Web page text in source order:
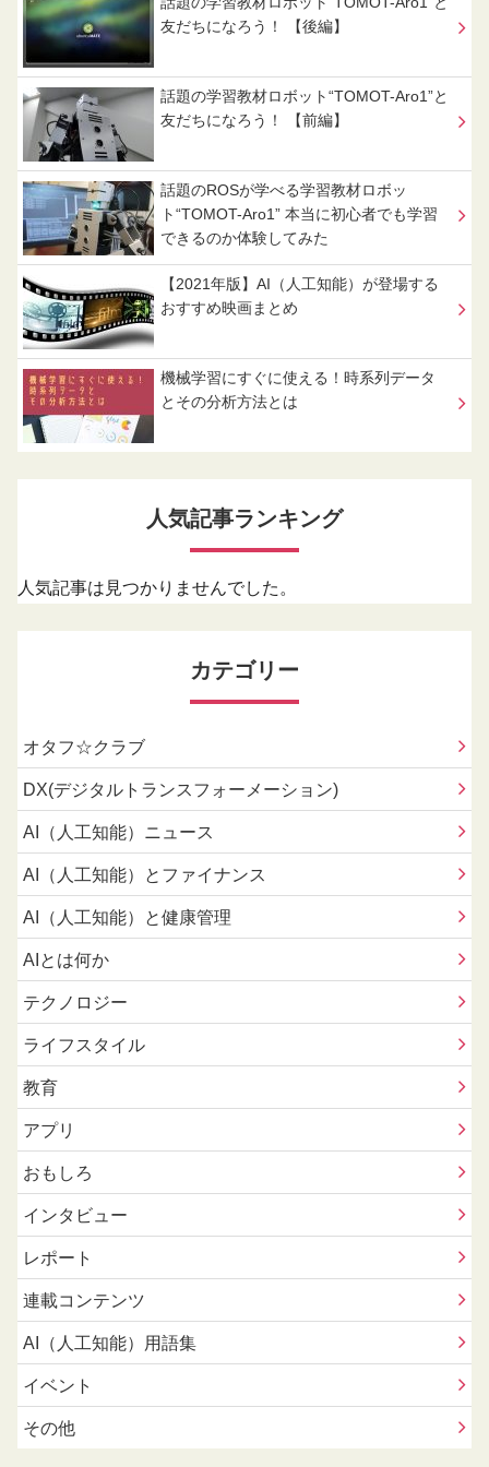
友だちになろう！ 【後編】
話題の学習教材ロボット“TOMOT-Aro1”と
友だちになろう！ 【前編】
話題のROSが学べる学習教材ロボッ
ト“TOMOT-Aro1” 本当に初心者でも学習
できるのか体験してみた
【2021年版】AI（人工知能）が登場する
おすすめ映画まとめ
機械学習にすぐに使える！時系列データ
とその分析方法とは
人気記事ランキング
人気記事は見つかりませんでした。
カテゴリー
オタフ☆クラブ
DX(デジタルトランスフォーメーション)
AI（人工知能）ニュース
AI（人工知能）とファイナンス
AI（人工知能）と健康管理
AIとは何か
テクノロジー
ライフスタイル
教育
アプリ
おもしろ
インタビュー
レポート
連載コンテンツ
AI（人工知能）用語集
イベント
その他